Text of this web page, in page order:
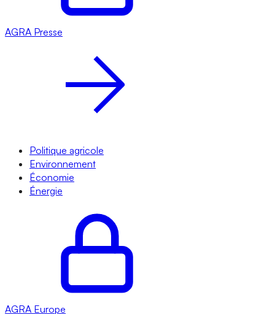
AGRA Presse
Politique agricole
Environnement
Économie
Énergie
AGRA Europe